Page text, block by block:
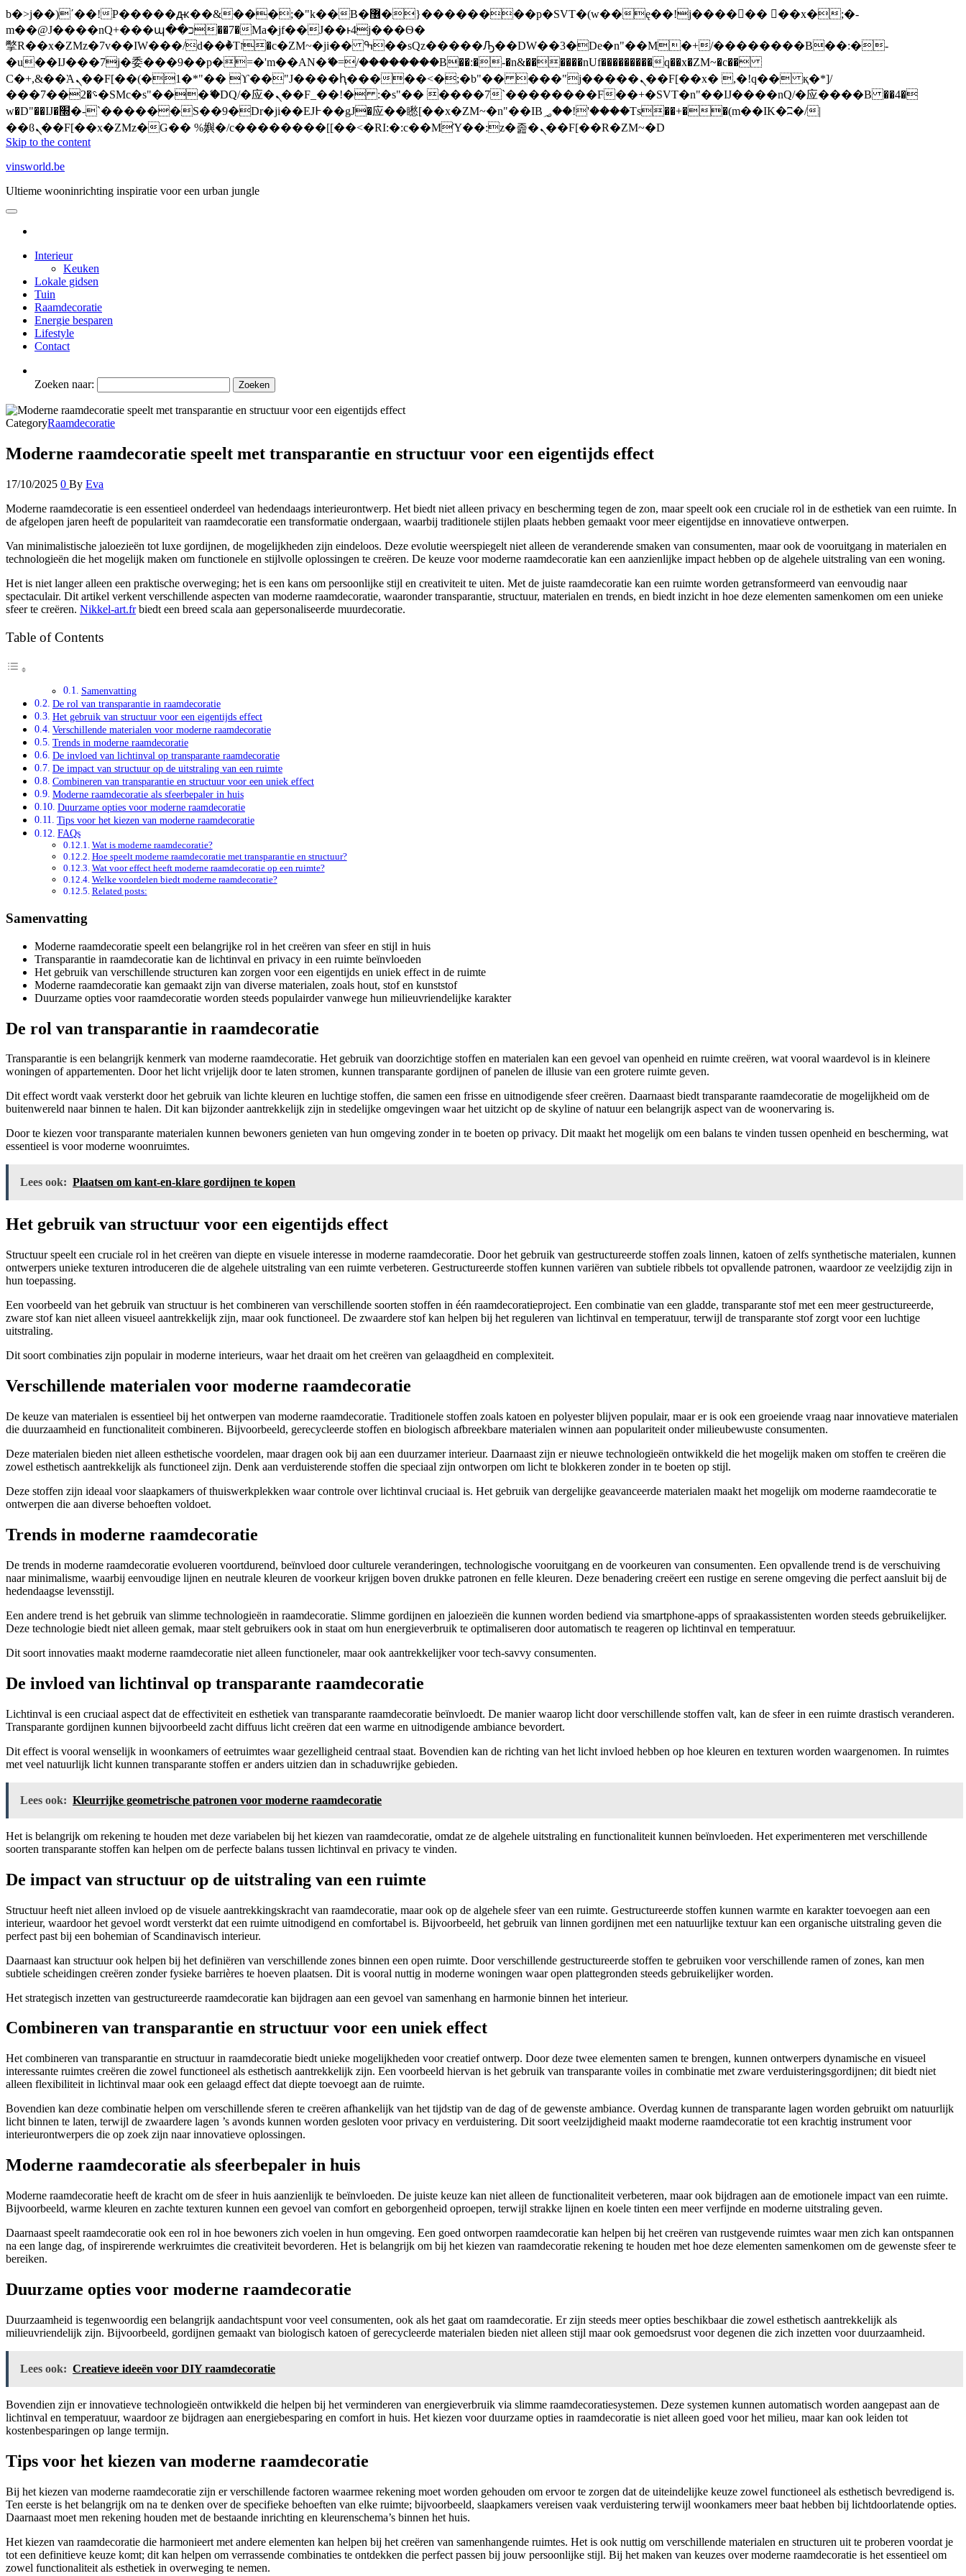
b�>j��)΄��!P�����ԫ��&���;�"k��B�޶�}��������p�SVT�(w��ę��!j������ ��x�;�-
m��@J����nQ+���պ��כ��7�Ma�jf��J��ͱ4j���Ѳ�
撆R��x�ZMz�7v��IW���/d��ٞ�Тז�c�ZM~�ji�� ߒ��sQz�����Ԡ��DW��3�De�n"��M�+/��������B��:�-
�u��IJ���7j�委���9��p�=�'m��AN�ޭ�=/��������B��:�-�n&������nUf���������q��x�ZM~�c��
Ϲ�+,&��Ὰܢ��F[��(�1�*"�� ϒ��"J����ԧ�����<�;�b"�� ���"j�����ܢ��F[��x� ,�!q�� қ�*]/
���؝�2��7�SMc�s"���ޭ�DQ/�应�ܢ��F_��!� :�s"�� ����7`��������F��+�SVT�n"��IJ����nQ/�应����B ��4�
w�D"��IJ�׭�-`������S��9�Dr�ji��EJ߅��gJ�应��矁[��x�ZM~�n"��IB؃��!'����Тѕ��+��(m��IK�ʭ�/|
��ϐܢ��F[��x�ZMz�G�� %嬩�/c��������[[��<�RI:�:c��MΎ��:z�졾�ܢ��F[��R�ZM~�D
Skip to the content
vinsworld.be
Ultieme wooninrichting inspiratie voor een urban jungle
Interieur
Keuken
Lokale gidsen
Tuin
Raamdecoratie
Energie besparen
Lifestyle
Contact
Zoeken naar:
CategoryRaamdecoratie
Moderne raamdecoratie speelt met transparantie en structuur voor een eigentijds effect
17/10/2025 0 By Eva
Moderne raamdecoratie is een essentieel onderdeel van hedendaags interieurontwerp. Het biedt niet alleen privacy en bescherming tegen de zon, maar speelt ook een cruciale rol in de esthetiek van een ruimte. In
de afgelopen jaren heeft de populariteit van raamdecoratie een transformatie ondergaan, waarbij traditionele stijlen plaats hebben gemaakt voor meer eigentijdse en innovatieve ontwerpen.
Van minimalistische jaloezieën tot luxe gordijnen, de mogelijkheden zijn eindeloos. Deze evolutie weerspiegelt niet alleen de veranderende smaken van consumenten, maar ook de vooruitgang in materialen en
technologieën die het mogelijk maken om functionele en stijlvolle oplossingen te creëren. De keuze voor moderne raamdecoratie kan een aanzienlijke impact hebben op de algehele uitstraling van een woning.
Het is niet langer alleen een praktische overweging; het is een kans om persoonlijke stijl en creativiteit te uiten. Met de juiste raamdecoratie kan een ruimte worden getransformeerd van eenvoudig naar
spectaculair. Dit artikel verkent verschillende aspecten van moderne raamdecoratie, waaronder transparantie, structuur, materialen en trends, en biedt inzicht in hoe deze elementen samenkomen om een unieke
sfeer te creëren. Nikkel-art.frbiedt een breed scala aan gepersonaliseerde muurdecoratie.
Table of Contents
Samenvatting
De rol van transparantie in raamdecoratie
Het gebruik van structuur voor een eigentijds effect
Verschillende materialen voor moderne raamdecoratie
Trends in moderne raamdecoratie
De invloed van lichtinval op transparante raamdecoratie
De impact van structuur op de uitstraling van een ruimte
Combineren van transparantie en structuur voor een uniek effect
Moderne raamdecoratie als sfeerbepaler in huis
Duurzame opties voor moderne raamdecoratie
Tips voor het kiezen van moderne raamdecoratie
FAQs
Wat is moderne raamdecoratie?
Hoe speelt moderne raamdecoratie met transparantie en structuur?
Wat voor effect heeft moderne raamdecoratie op een ruimte?
Welke voordelen biedt moderne raamdecoratie?
Related posts:
Samenvatting
Moderne raamdecoratie speelt een belangrijke rol in het creëren van sfeer en stijl in huis
Transparantie in raamdecoratie kan de lichtinval en privacy in een ruimte beïnvloeden
Het gebruik van verschillende structuren kan zorgen voor een eigentijds en uniek effect in de ruimte
Moderne raamdecoratie kan gemaakt zijn van diverse materialen, zoals hout, stof en kunststof
Duurzame opties voor raamdecoratie worden steeds populairder vanwege hun milieuvriendelijke karakter
De rol van transparantie in raamdecoratie
Transparantie is een belangrijk kenmerk van moderne raamdecoratie. Het gebruik van doorzichtige stoffen en materialen kan een gevoel van openheid en ruimte creëren, wat vooral waardevol is in kleinere
woningen of appartementen. Door het licht vrijelijk door te laten stromen, kunnen transparante gordijnen of panelen de illusie van een grotere ruimte geven.
Dit effect wordt vaak versterkt door het gebruik van lichte kleuren en luchtige stoffen, die samen een frisse en uitnodigende sfeer creëren. Daarnaast biedt transparante raamdecoratie de mogelijkheid om de
buitenwereld naar binnen te halen. Dit kan bijzonder aantrekkelijk zijn in stedelijke omgevingen waar het uitzicht op de skyline of natuur een belangrijk aspect van de woonervaring is.
Door te kiezen voor transparante materialen kunnen bewoners genieten van hun omgeving zonder in te boeten op privacy. Dit maakt het mogelijk om een balans te vinden tussen openheid en bescherming, wat
essentieel is voor moderne woonruimtes.
Lees ook: Plaatsen om kant-en-klare gordijnen te kopen
Het gebruik van structuur voor een eigentijds effect
Structuur speelt een cruciale rol in het creëren van diepte en visuele interesse in moderne raamdecoratie. Door het gebruik van gestructureerde stoffen zoals linnen, katoen of zelfs synthetische materialen, kunnen
ontwerpers unieke texturen introduceren die de algehele uitstraling van een ruimte verbeteren. Gestructureerde stoffen kunnen variëren van subtiele ribbels tot opvallende patronen, waardoor ze veelzijdig zijn in
hun toepassing.
Een voorbeeld van het gebruik van structuur is het combineren van verschillende soorten stoffen in één raamdecoratieproject. Een combinatie van een gladde, transparante stof met een meer gestructureerde,
zware stof kan niet alleen visueel aantrekkelijk zijn, maar ook functioneel. De zwaardere stof kan helpen bij het reguleren van lichtinval en temperatuur, terwijl de transparante stof zorgt voor een luchtige
uitstraling.
Dit soort combinaties zijn populair in moderne interieurs, waar het draait om het creëren van gelaagdheid en complexiteit.
Verschillende materialen voor moderne raamdecoratie
De keuze van materialen is essentieel bij het ontwerpen van moderne raamdecoratie. Traditionele stoffen zoals katoen en polyester blijven populair, maar er is ook een groeiende vraag naar innovatieve materialen
die duurzaamheid en functionaliteit combineren. Bijvoorbeeld, gerecycleerde stoffen en biologisch afbreekbare materialen winnen aan populariteit onder milieubewuste consumenten.
Deze materialen bieden niet alleen esthetische voordelen, maar dragen ook bij aan een duurzamer interieur. Daarnaast zijn er nieuwe technologieën ontwikkeld die het mogelijk maken om stoffen te creëren die
zowel esthetisch aantrekkelijk als functioneel zijn. Denk aan verduisterende stoffen die speciaal zijn ontworpen om licht te blokkeren zonder in te boeten op stijl.
Deze stoffen zijn ideaal voor slaapkamers of thuiswerkplekken waar controle over lichtinval cruciaal is. Het gebruik van dergelijke geavanceerde materialen maakt het mogelijk om moderne raamdecoratie te
ontwerpen die aan diverse behoeften voldoet.
Trends in moderne raamdecoratie
De trends in moderne raamdecoratie evolueren voortdurend, beïnvloed door culturele veranderingen, technologische vooruitgang en de voorkeuren van consumenten. Een opvallende trend is de verschuiving
naar minimalisme, waarbij eenvoudige lijnen en neutrale kleuren de voorkeur krijgen boven drukke patronen en felle kleuren. Deze benadering creëert een rustige en serene omgeving die perfect aansluit bij de
hedendaagse levensstijl.
Een andere trend is het gebruik van slimme technologieën in raamdecoratie. Slimme gordijnen en jaloezieën die kunnen worden bediend via smartphone-apps of spraakassistenten worden steeds gebruikelijker.
Deze technologie biedt niet alleen gemak, maar stelt gebruikers ook in staat om hun energieverbruik te optimaliseren door automatisch te reageren op lichtinval en temperatuur.
Dit soort innovaties maakt moderne raamdecoratie niet alleen functioneler, maar ook aantrekkelijker voor tech-savvy consumenten.
De invloed van lichtinval op transparante raamdecoratie
Lichtinval is een cruciaal aspect dat de effectiviteit en esthetiek van transparante raamdecoratie beïnvloedt. De manier waarop licht door verschillende stoffen valt, kan de sfeer in een ruimte drastisch veranderen.
Transparante gordijnen kunnen bijvoorbeeld zacht diffuus licht creëren dat een warme en uitnodigende ambiance bevordert.
Dit effect is vooral wenselijk in woonkamers of eetruimtes waar gezelligheid centraal staat. Bovendien kan de richting van het licht invloed hebben op hoe kleuren en texturen worden waargenomen. In ruimtes
met veel natuurlijk licht kunnen transparante stoffen er anders uitzien dan in schaduwrijke gebieden.
Lees ook: Kleurrijke geometrische patronen voor moderne raamdecoratie
Het is belangrijk om rekening te houden met deze variabelen bij het kiezen van raamdecoratie, omdat ze de algehele uitstraling en functionaliteit kunnen beïnvloeden. Het experimenteren met verschillende
soorten transparante stoffen kan helpen om de perfecte balans tussen lichtinval en privacy te vinden.
De impact van structuur op de uitstraling van een ruimte
Structuur heeft niet alleen invloed op de visuele aantrekkingskracht van raamdecoratie, maar ook op de algehele sfeer van een ruimte. Gestructureerde stoffen kunnen warmte en karakter toevoegen aan een
interieur, waardoor het gevoel wordt versterkt dat een ruimte uitnodigend en comfortabel is. Bijvoorbeeld, het gebruik van linnen gordijnen met een natuurlijke textuur kan een organische uitstraling geven die
perfect past bij een bohemian of Scandinavisch interieur.
Daarnaast kan structuur ook helpen bij het definiëren van verschillende zones binnen een open ruimte. Door verschillende gestructureerde stoffen te gebruiken voor verschillende ramen of zones, kan men
subtiele scheidingen creëren zonder fysieke barrières te hoeven plaatsen. Dit is vooral nuttig in moderne woningen waar open plattegronden steeds gebruikelijker worden.
Het strategisch inzetten van gestructureerde raamdecoratie kan bijdragen aan een gevoel van samenhang en harmonie binnen het interieur.
Combineren van transparantie en structuur voor een uniek effect
Het combineren van transparantie en structuur in raamdecoratie biedt unieke mogelijkheden voor creatief ontwerp. Door deze twee elementen samen te brengen, kunnen ontwerpers dynamische en visueel
interessante ruimtes creëren die zowel functioneel als esthetisch aantrekkelijk zijn. Een voorbeeld hiervan is het gebruik van transparante voiles in combinatie met zware verduisteringsgordijnen; dit biedt niet
alleen flexibiliteit in lichtinval maar ook een gelaagd effect dat diepte toevoegt aan de ruimte.
Bovendien kan deze combinatie helpen om verschillende sferen te creëren afhankelijk van het tijdstip van de dag of de gewenste ambiance. Overdag kunnen de transparante lagen worden gebruikt om natuurlijk
licht binnen te laten, terwijl de zwaardere lagen ’s avonds kunnen worden gesloten voor privacy en verduistering. Dit soort veelzijdigheid maakt moderne raamdecoratie tot een krachtig instrument voor
interieurontwerpers die op zoek zijn naar innovatieve oplossingen.
Moderne raamdecoratie als sfeerbepaler in huis
Moderne raamdecoratie heeft de kracht om de sfeer in huis aanzienlijk te beïnvloeden. De juiste keuze kan niet alleen de functionaliteit verbeteren, maar ook bijdragen aan de emotionele impact van een ruimte.
Bijvoorbeeld, warme kleuren en zachte texturen kunnen een gevoel van comfort en geborgenheid oproepen, terwijl strakke lijnen en koele tinten een meer verfijnde en moderne uitstraling geven.
Daarnaast speelt raamdecoratie ook een rol in hoe bewoners zich voelen in hun omgeving. Een goed ontworpen raamdecoratie kan helpen bij het creëren van rustgevende ruimtes waar men zich kan ontspannen
na een lange dag, of inspirerende werkruimtes die creativiteit bevorderen. Het is belangrijk om bij het kiezen van raamdecoratie rekening te houden met hoe deze elementen samenkomen om de gewenste sfeer te
bereiken.
Duurzame opties voor moderne raamdecoratie
Duurzaamheid is tegenwoordig een belangrijk aandachtspunt voor veel consumenten, ook als het gaat om raamdecoratie. Er zijn steeds meer opties beschikbaar die zowel esthetisch aantrekkelijk als
milieuvriendelijk zijn. Bijvoorbeeld, gordijnen gemaakt van biologisch katoen of gerecycleerde materialen bieden niet alleen stijl maar ook gemoedsrust voor degenen die zich inzetten voor duurzaamheid.
Lees ook: Creatieve ideeën voor DIY raamdecoratie
Bovendien zijn er innovatieve technologieën ontwikkeld die helpen bij het verminderen van energieverbruik via slimme raamdecoratiesystemen. Deze systemen kunnen automatisch worden aangepast aan de
lichtinval en temperatuur, waardoor ze bijdragen aan energiebesparing en comfort in huis. Het kiezen voor duurzame opties in raamdecoratie is niet alleen goed voor het milieu, maar kan ook leiden tot
kostenbesparingen op lange termijn.
Tips voor het kiezen van moderne raamdecoratie
Bij het kiezen van moderne raamdecoratie zijn er verschillende factoren waarmee rekening moet worden gehouden om ervoor te zorgen dat de uiteindelijke keuze zowel functioneel als esthetisch bevredigend is.
Ten eerste is het belangrijk om na te denken over de specifieke behoeften van elke ruimte; bijvoorbeeld, slaapkamers vereisen vaak verduistering terwijl woonkamers meer baat hebben bij lichtdoorlatende opties.
Daarnaast moet men rekening houden met de bestaande inrichting en kleurenschema’s binnen het huis.
Het kiezen van raamdecoratie die harmonieert met andere elementen kan helpen bij het creëren van samenhangende ruimtes. Het is ook nuttig om verschillende materialen en structuren uit te proberen voordat je
tot een definitieve keuze komt; dit kan helpen om verrassende combinaties te ontdekken die perfect passen bij jouw persoonlijke stijl. Bij het maken van keuzes over moderne raamdecoratie is het essentieel om
zowel functionaliteit als esthetiek in overweging te nemen.